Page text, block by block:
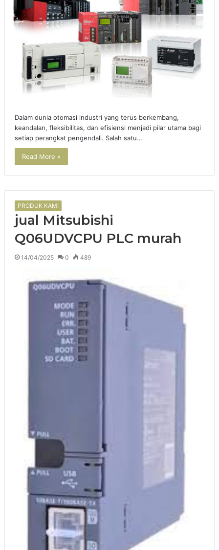
Dalam dunia otomasi industri yang terus berkembang,
keandalan, fleksibilitas, dan efisiensi menjadi pilar utama bagi
setiap perangkat pengendali. Salah satu…
Read More »
PRODUK KAMI
jual Mitsubishi
Q06UDVCPU PLC murah
14/04/2025 0 489